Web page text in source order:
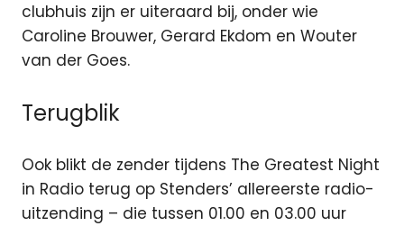
clubhuis zijn er uiteraard bij, onder wie
Caroline Brouwer, Gerard Ekdom en Wouter
van der Goes.
Terugblik
Ook blikt de zender tijdens The Greatest Night
in Radio terug op Stenders’ allereerste radio-
uitzending – die tussen 01.00 en 03.00 uur